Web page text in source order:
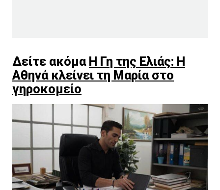
Δείτε ακόμα Η Γη της Ελιάς: H
Αθηνά κλείνει τη Μαρία στο
γηροκομείο